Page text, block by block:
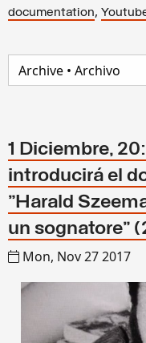
documentation,
1 Diciembre,
introducirá el
"Harald
un sognatore"
Mon, Nov 27 2017